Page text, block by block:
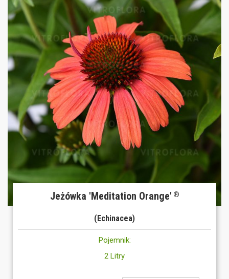
Jeżówka 'Meditation Orange' ®
(Echinacea)
Pojemnik:
2 Litry